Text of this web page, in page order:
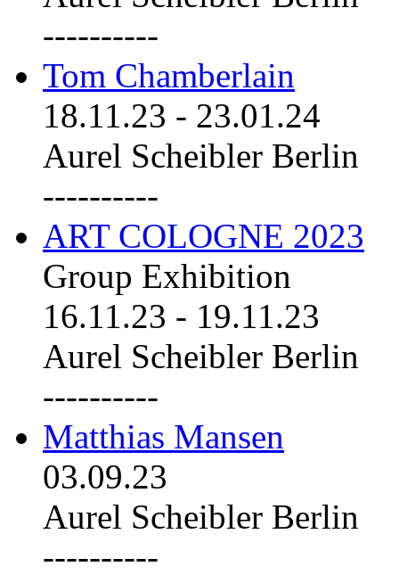
----------
Tom Chamberlain
18.11.23 - 23.01.24
Aurel Scheibler Berlin
----------
ART COLOGNE 2023
Group Exhibition
16.11.23 - 19.11.23
Aurel Scheibler Berlin
----------
Matthias Mansen
03.09.23
Aurel Scheibler Berlin
----------